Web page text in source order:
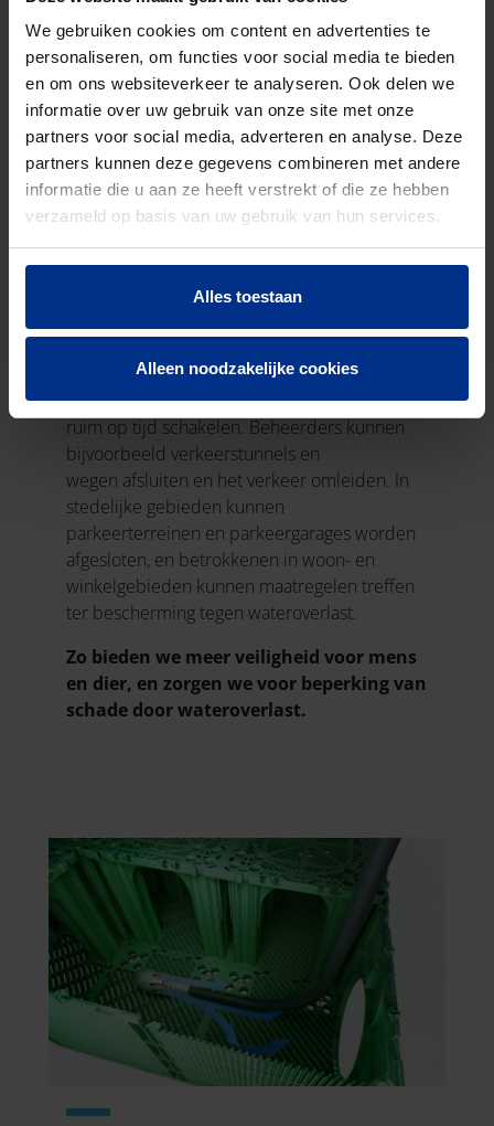
We gebruiken cookies om content en advertenties te
personaliseren, om functies voor social media te bieden
en om ons websiteverkeer te analyseren. Ook delen we
informatie over uw gebruik van onze site met onze
partners voor social media, adverteren en analyse. Deze
partners kunnen deze gegevens combineren met andere
informatie die u aan ze heeft verstrekt of die ze hebben
verzameld op basis van uw gebruik van hun services.
Alles toestaan
Alleen noodzakelijke cookies
MEER VEILIGHEID EN
MINDER SCHADE DOOR
WAARSCHUWING
Door de waarschuwing voor een mogelijke
overstroming kunnen gebiedsbeheerders
ruim op tijd schakelen. Beheerders kunnen
bijvoorbeeld verkeerstunnels en
wegen afsluiten en het verkeer omleiden. In
stedelijke gebieden kunnen
parkeerterreinen en parkeergarages worden
afgesloten, en betrokkenen in woon- en
winkelgebieden kunnen maatregelen treffen
ter bescherming tegen wateroverlast.
Zo bieden we meer veiligheid voor mens
en dier, en zorgen we voor beperking van
schade door wateroverlast.